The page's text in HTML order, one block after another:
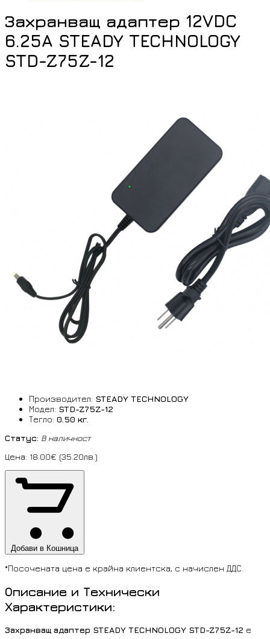
Захранващ адаптер 12VDC
6.25A STEADY TECHNOLOGY
STD-Z75Z-12
Производител: STEADY TECHNOLOGY
Модел: STD-Z75Z-12
Тегло: 0.50 кг.
Статус: В наличност
Цена: 18.00€ (35.20лв.)
Добави в Кошница
*Посочената цена е крайна клиентска, с начислен ДДС.
Описание и Технически
Характеристики:
Захранващ адаптер STEADY TECHNOLOGY STD-Z75Z-12 е